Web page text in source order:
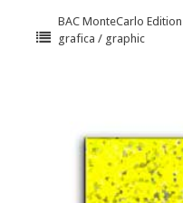
BAC MonteCarlo Edition
grafica / graphic